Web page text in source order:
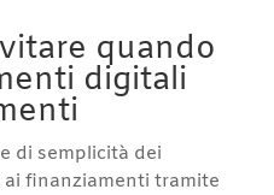
quando
digitali
di semplicità dei
ai finanziamenti tramite